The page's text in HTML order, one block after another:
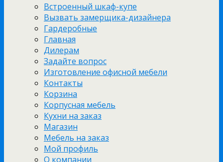
Встроенный шкаф-купе
Вызвать замерщика-дизайнера
Гардеробные
Главная
Дилерам
Задайте вопрос
Изготовление офисной мебели
Контакты
Корзина
Корпусная мебель
Кухни на заказ
Магазин
Мебель на заказ
Мой профиль
О компании